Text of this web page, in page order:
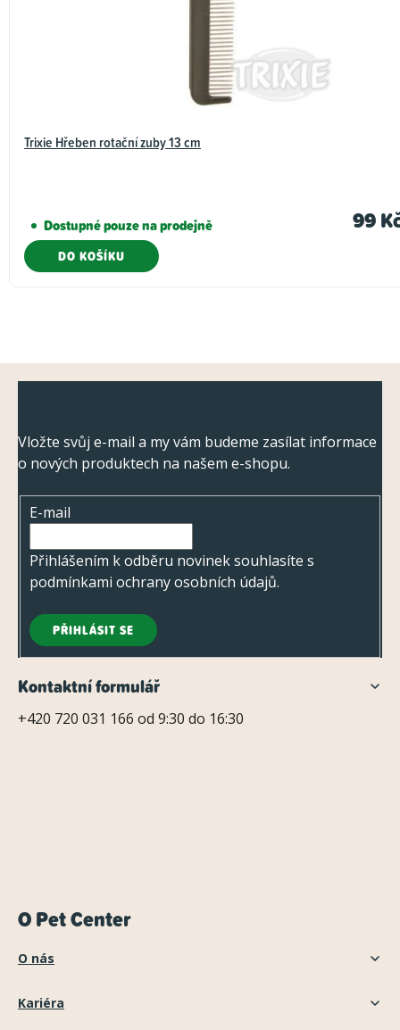
Trixie Hřeben rotační zuby 13 cm
Dostupné pouze na prodejně 99
DO KOŠÍKU
Vložte svůj e-mail a my vám budeme zasílat informace
o nových produktech na našem e-shopu.
E-mail
Přihlášením k odběru novinek souhlasíte s
podmínkami ochrany osobních údajů.
PŘIHLÁSIT SE
Kontaktní formulář
+420 720 031 166 od 9:30 do 16:30
O Pet Center
O nás
Kariéra